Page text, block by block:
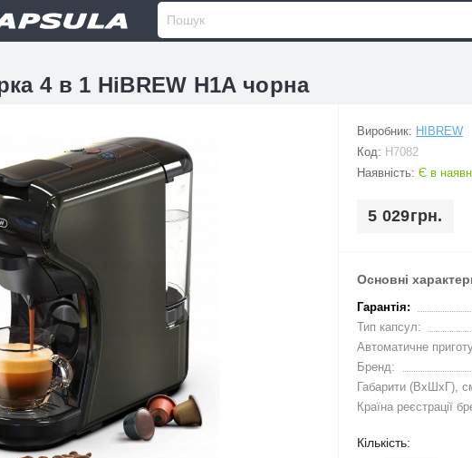
4 в 1 HiBREW H1A чорна
Виробник: HIBREW
Код: H7082
Наявність: Є в
5 029грн.
Основні
Гарантія:
Тип капсул:
Автоматичне
Бренд:
Габарити (ВхШхГ),
Країна реєстрації
Кількість: